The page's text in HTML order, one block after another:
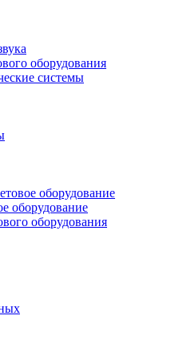
оборудования
системы
оборудование
оборудование
оборудования